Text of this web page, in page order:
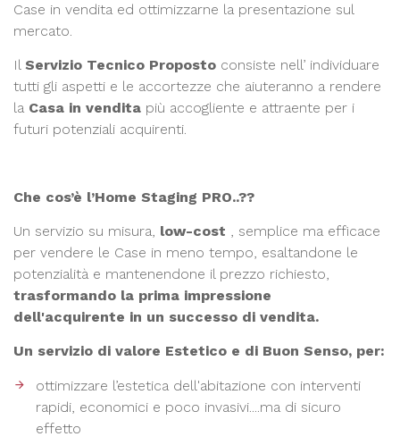
Case in vendita ed ottimizzarne la presentazione sul
mercato.
Il Servizio Tecnico Proposto consiste nell’ individuare
tutti gli aspetti e le accortezze che aiuteranno a rendere
la Casa in vendita più accogliente e attraente per i
futuri potenziali acquirenti.
Che cos’è l’Home Staging PRO..??
Un servizio su misura, low-cost , semplice ma efficace
per vendere le Case in meno tempo, esaltandone le
potenzialità e mantenendone il prezzo richiesto,
trasformando la prima impressione
dell'acquirente in un successo di vendita.
Un servizio di valore Estetico e di Buon Senso, per:
ottimizzare l’estetica dell'abitazione con interventi
rapidi, economici e poco invasivi....ma di sicuro
effetto